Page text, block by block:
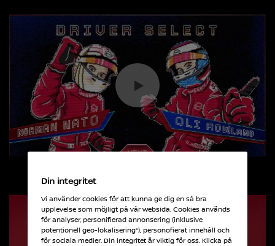
Din integritet
Vi använder cookies för att kunna ge dig en så bra
upplevelse som möjligt på vår websida. Cookies används
för analyser, personifierad annonsering (inklusive
potentionell geo-lokalisering*), personofierat innehåll och
för sociala medier. Din integritet är viktig för oss. Klicka på